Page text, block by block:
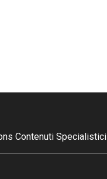
Contenuti Specialistici